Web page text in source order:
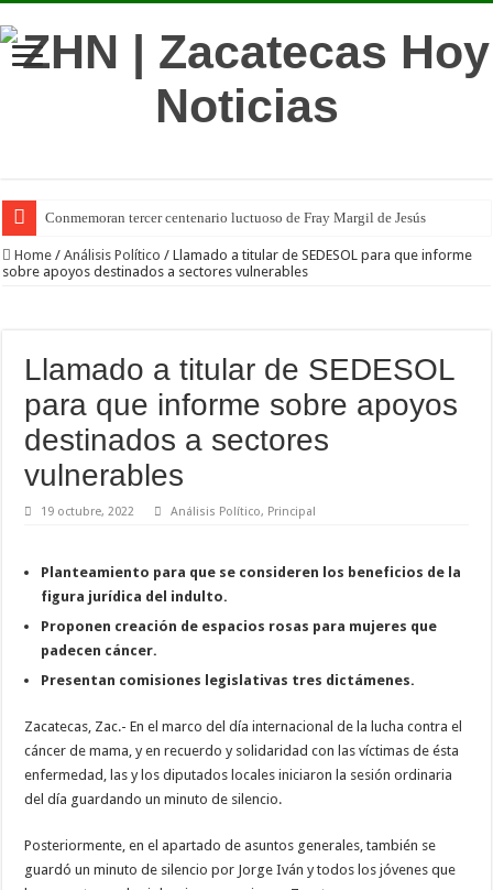
Conmemoran tercer centenario luctuoso de Fray Margil de Jesús
Home / Análisis Político / Llamado a titular de SEDESOL para que informe
sobre apoyos destinados a sectores vulnerables
Llamado a titular de SEDESOL
para que informe sobre apoyos
destinados a sectores
vulnerables
19 octubre, 2022 Análisis Político, Principal
Planteamiento para que se consideren los beneficios de la
figura jurídica del indulto.
Proponen creación de espacios rosas para mujeres que
padecen cáncer.
Presentan comisiones legislativas tres dictámenes.
Zacatecas, Zac.- En el marco del día internacional de la lucha contra el
cáncer de mama, y en recuerdo y solidaridad con las víctimas de ésta
enfermedad, las y los diputados locales iniciaron la sesión ordinaria
del día guardando un minuto de silencio.
Posteriormente, en el apartado de asuntos generales, también se
guardó un minuto de silencio por Jorge Iván y todos los jóvenes que